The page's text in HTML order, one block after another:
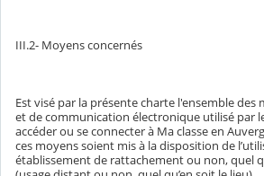
III.2- Moyens concernés
Est visé par la présente charte l'ensemble
et de communication électronique utilisé par
accéder ou se connecter à Ma classe en
ces moyens soient mis à la disposition de
établissement de rattachement ou non, quel